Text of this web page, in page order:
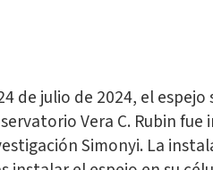
de julio de 2024, el
Vera C. Rubin
Simonyi. La